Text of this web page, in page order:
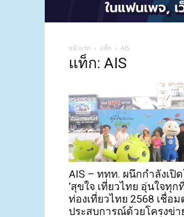
หน้าแรก แท็ก AIS
แท็ก: AIS
AIS – ททท. ผนึกกำลังเปิ
‘สุขใจ เที่ยวไทย อุ่นใจทุก
ท่องเที่ยวไทย 2568 เชื่อ
ประสบการณ์ด้วยโครงข่า